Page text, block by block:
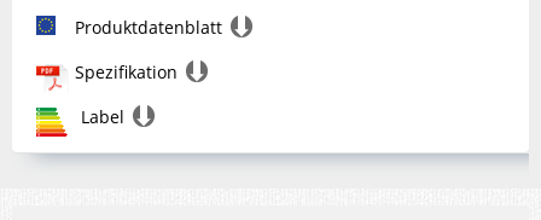
Produktdatenblatt
Spezifikation
Label